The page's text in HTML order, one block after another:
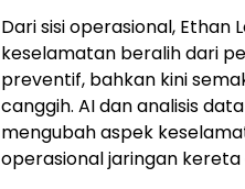
Dari sisi operasional, Ethan
keselamatan beralih dari
preventif, bahkan kini
canggih. AI dan analisis
mengubah aspek
operasional jaringan kereta